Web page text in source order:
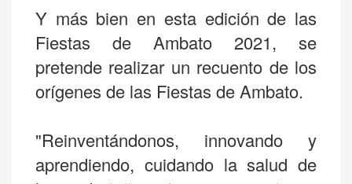
Y más bien en esta edición de las
Fiestas de Ambato 2021, se
pretende realizar un recuento de los
orígenes de las Fiestas de Ambato.
"Reinventándonos, innovando y
aprendiendo, cuidando la salud de